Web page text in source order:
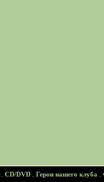
CD/DVD Герои нашего клуба